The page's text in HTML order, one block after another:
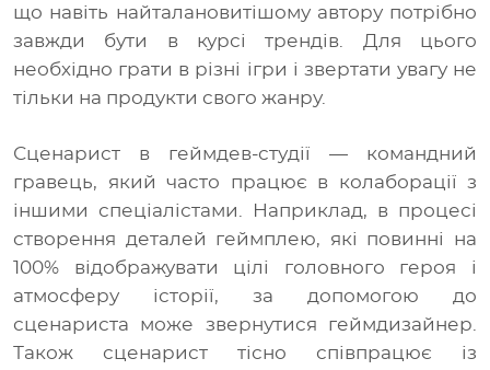
що навіть найталановитішому автору потрібно
завжди бути в курсі трендів. Для цього
необхідно грати в різні ігри і звертати увагу не
тільки на продукти свого жанру.
Сценарист в геймдев-студії — командний
гравець, який часто працює в колаборації з
іншими спеціалістами. Наприклад, в процесі
створення деталей геймплею, які повинні на
100% відображувати цілі головного героя і
атмосферу історії, за допомогою до
сценариста може звернутися геймдизайнер.
Також сценарист тісно співпрацює із